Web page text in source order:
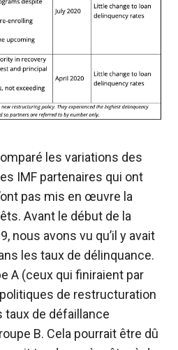
les variations des
IMF partenaires qui ont
pas mis en œuvre la
Avant le début de la
nous avons vu qu’il y avait
les taux de délinquance.
A (ceux qui finiraient par
de restructuration
taux de défaillance
B. Cela pourrait être dû